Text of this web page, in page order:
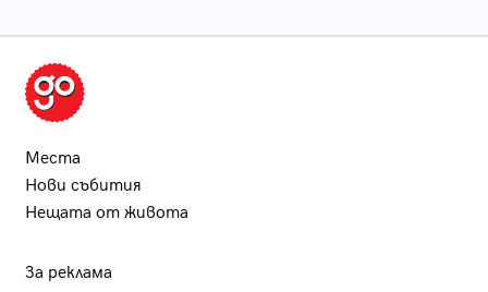
Места
Нови събития
Нещата от живота
За реклама